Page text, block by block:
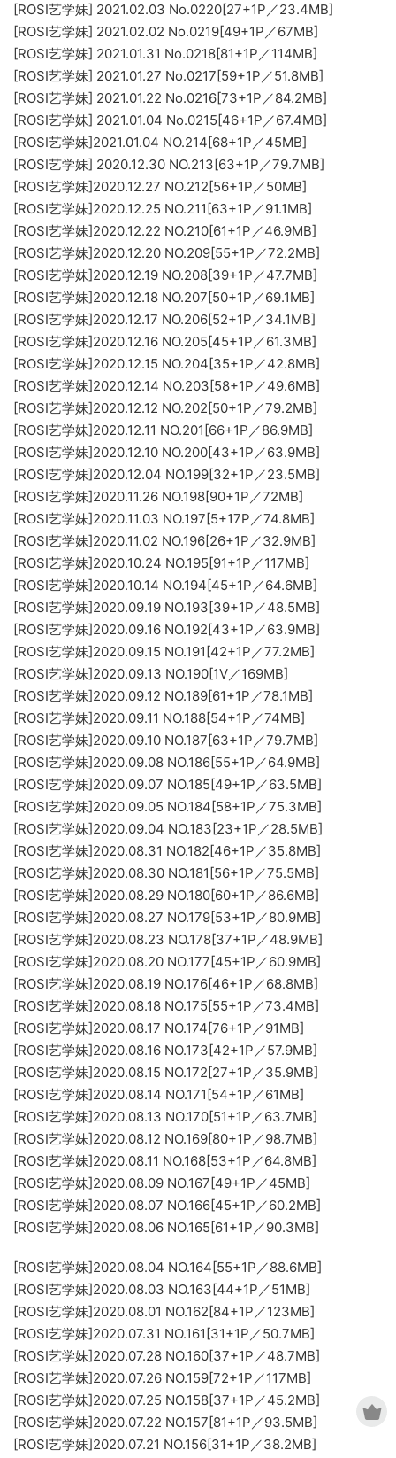
[ROSI艺学妹] 2021.02.03 No.0220[27+1P／23.4MB]
[ROSI艺学妹] 2021.02.02 No.0219[49+1P／67MB]
[ROSI艺学妹] 2021.01.31 No.0218[81+1P／114MB]
[ROSI艺学妹] 2021.01.27 No.0217[59+1P／51.8MB]
[ROSI艺学妹] 2021.01.22 No.0216[73+1P／84.2MB]
[ROSI艺学妹] 2021.01.04 No.0215[46+1P／67.4MB]
[ROSI艺学妹]2021.01.04 NO.214[68+1P／45MB]
[ROSI艺学妹] 2020.12.30 NO.213[63+1P／79.7MB]
[ROSI艺学妹]2020.12.27 NO.212[56+1P／50MB]
[ROSI艺学妹]2020.12.25 NO.211[63+1P／91.1MB]
[ROSI艺学妹]2020.12.22 NO.210[61+1P／46.9MB]
[ROSI艺学妹]2020.12.20 NO.209[55+1P／72.2MB]
[ROSI艺学妹]2020.12.19 NO.208[39+1P／47.7MB]
[ROSI艺学妹]2020.12.18 NO.207[50+1P／69.1MB]
[ROSI艺学妹]2020.12.17 NO.206[52+1P／34.1MB]
[ROSI艺学妹]2020.12.16 NO.205[45+1P／61.3MB]
[ROSI艺学妹]2020.12.15 NO.204[35+1P／42.8MB]
[ROSI艺学妹]2020.12.14 NO.203[58+1P／49.6MB]
[ROSI艺学妹]2020.12.12 NO.202[50+1P／79.2MB]
[ROSI艺学妹]2020.12.11 NO.201[66+1P／86.9MB]
[ROSI艺学妹]2020.12.10 NO.200[43+1P／63.9MB]
[ROSI艺学妹]2020.12.04 NO.199[32+1P／23.5MB]
[ROSI艺学妹]2020.11.26 NO.198[90+1P／72MB]
[ROSI艺学妹]2020.11.03 NO.197[5+17P／74.8MB]
[ROSI艺学妹]2020.11.02 NO.196[26+1P／32.9MB]
[ROSI艺学妹]2020.10.24 NO.195[91+1P／117MB]
[ROSI艺学妹]2020.10.14 NO.194[45+1P／64.6MB]
[ROSI艺学妹]2020.09.19 NO.193[39+1P／48.5MB]
[ROSI艺学妹]2020.09.16 NO.192[43+1P／63.9MB]
[ROSI艺学妹]2020.09.15 NO.191[42+1P／77.2MB]
[ROSI艺学妹]2020.09.13 NO.190[1V／169MB]
[ROSI艺学妹]2020.09.12 NO.189[61+1P／78.1MB]
[ROSI艺学妹]2020.09.11 NO.188[54+1P／74MB]
[ROSI艺学妹]2020.09.10 NO.187[63+1P／79.7MB]
[ROSI艺学妹]2020.09.08 NO.186[55+1P／64.9MB]
[ROSI艺学妹]2020.09.07 NO.185[49+1P／63.5MB]
[ROSI艺学妹]2020.09.05 NO.184[58+1P／75.3MB]
[ROSI艺学妹]2020.09.04 NO.183[23+1P／28.5MB]
[ROSI艺学妹]2020.08.31 NO.182[46+1P／35.8MB]
[ROSI艺学妹]2020.08.30 NO.181[56+1P／75.5MB]
[ROSI艺学妹]2020.08.29 NO.180[60+1P／86.6MB]
[ROSI艺学妹]2020.08.27 NO.179[53+1P／80.9MB]
[ROSI艺学妹]2020.08.23 NO.178[37+1P／48.9MB]
[ROSI艺学妹]2020.08.20 NO.177[45+1P／60.9MB]
[ROSI艺学妹]2020.08.19 NO.176[46+1P／68.8MB]
[ROSI艺学妹]2020.08.18 NO.175[55+1P／73.4MB]
[ROSI艺学妹]2020.08.17 NO.174[76+1P／91MB]
[ROSI艺学妹]2020.08.16 NO.173[42+1P／57.9MB]
[ROSI艺学妹]2020.08.15 NO.172[27+1P／35.9MB]
[ROSI艺学妹]2020.08.14 NO.171[54+1P／61MB]
[ROSI艺学妹]2020.08.13 NO.170[51+1P／63.7MB]
[ROSI艺学妹]2020.08.12 NO.169[80+1P／98.7MB]
[ROSI艺学妹]2020.08.11 NO.168[53+1P／64.8MB]
[ROSI艺学妹]2020.08.09 NO.167[49+1P／45MB]
[ROSI艺学妹]2020.08.07 NO.166[45+1P／60.2MB]
[ROSI艺学妹]2020.08.06 NO.165[61+1P／90.3MB]
[ROSI艺学妹]2020.08.04 NO.164[55+1P／88.6MB]
[ROSI艺学妹]2020.08.03 NO.163[44+1P／51MB]
[ROSI艺学妹]2020.08.01 NO.162[84+1P／123MB]
[ROSI艺学妹]2020.07.31 NO.161[31+1P／50.7MB]
[ROSI艺学妹]2020.07.28 NO.160[37+1P／48.7MB]
[ROSI艺学妹]2020.07.26 NO.159[72+1P／117MB]
[ROSI艺学妹]2020.07.25 NO.158[37+1P／45.2MB]
[ROSI艺学妹]2020.07.22 NO.157[81+1P／93.5MB]
[ROSI艺学妹]2020.07.21 NO.156[31+1P／38.2MB]